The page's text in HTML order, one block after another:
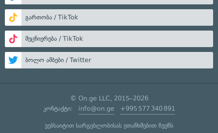
გართობა / TikTok
მეცნიერება / TikTok
ბოლო ამბები / Twitter
© On.ge LLC, 2015–2026
კონტაქტი: info@on.ge +995 577 340 891
ვებსაიტით სარგებლობისას ეთანხმებით ჩვენს